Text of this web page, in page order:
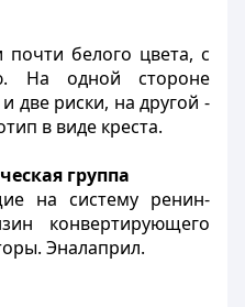
почти белого цвета, с
На одной стороне
две риски, на другой -
в виде креста.
группа
на систему ренин-
конвертирующего
Эналаприл.